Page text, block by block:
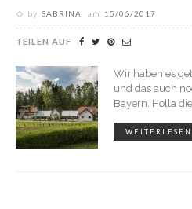
by SABRINA am 15/06/2017
TEILEN AUF
Wir haben es
und das auch
Bayern. Holla
WEITERLESEN